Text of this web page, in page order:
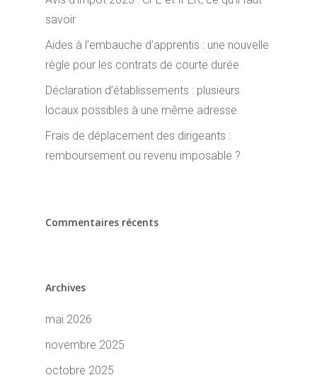
savoir
Aides à l’embauche d’apprentis : une nouvelle
règle pour les contrats de courte durée
Déclaration d’établissements : plusieurs
locaux possibles à une même adresse
Frais de déplacement des dirigeants :
remboursement ou revenu imposable ?
Commentaires récents
Archives
mai 2026
novembre 2025
octobre 2025